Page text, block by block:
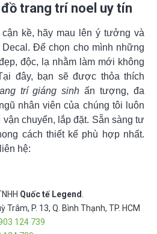
trang trí noel uy tín
kề, hãy mau lên ý tưởng và
Để chọn cho mình những
độc, lạ nhằm làm mới không
đây, bạn sẽ được thỏa thích
trí giáng sinh ấn tượng, đa
nhân viên của chúng tôi luôn
chuyển, lắp đặt. Sẵn sàng tư
cách thiết kế phù hợp nhất.
hệ:
Quốc tế Legend.
Trâm, P. 13, Q. Bình Thạnh, TP. HCM
124 739